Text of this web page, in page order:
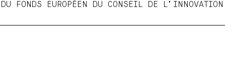
FONDS EUROPÉEN DU CONSEIL DE L’INNOVATION